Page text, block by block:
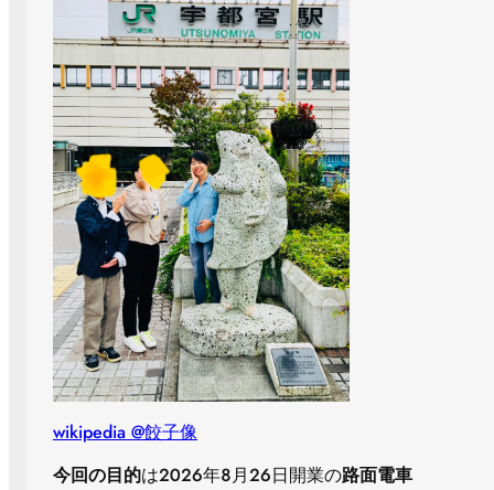
wikipedia @餃子像
今回の目的は２０２６年８月２６日開業の路面電車